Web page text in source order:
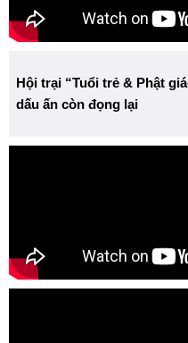
Hội trại “Tuổi trẻ & Phật
dấu ấn còn đọng lại